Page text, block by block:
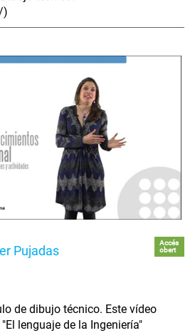
)
Pujadas
Accés
obert
de dibujo técnico. Este vídeo
lenguaje de la Ingeniería"